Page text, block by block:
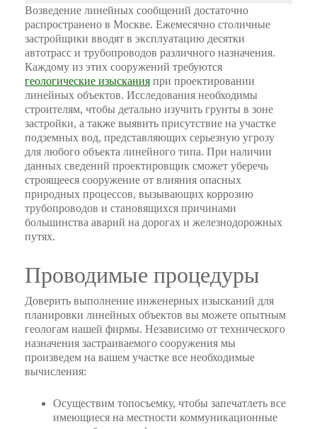
Возведение линейных сообщений достаточно
распространено в Москве. Ежемесячно столичные
застройщики вводят в эксплуатацию десятки
автотрасс и трубопроводов различного назначения.
Каждому из этих сооружений требуются
геологические изыскания при проектировании
линейных объектов. Исследования необходимы
строителям, чтобы детально изучить грунты в зоне
застройки, а также выявить присутствие на участке
подземных вод, представляющих серьезную угрозу
для любого объекта линейного типа. При наличии
данных сведений проектировщик сможет уберечь
строящееся сооружение от влияния опасных
природных процессов, вызывающих коррозию
трубопроводов и становящихся причинами
большинства аварий на дорогах и железнодорожных
путях.
Проводимые процедуры
Доверить выполнение инженерных изысканий для
планировки линейных объектов вы можете опытным
геологам нашей фирмы. Независимо от технического
назначения застраиваемого сооружения мы
произведем на вашем участке все необходимые
вычисления:
Осуществим топосъемку, чтобы запечатлеть все
имеющиеся на местности коммуникационные